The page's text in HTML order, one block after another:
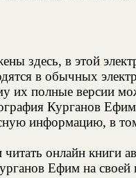
здесь, в этой
в обычных
полные версии
Курганов
информацию, в
онлайн книги
Ефим на своей